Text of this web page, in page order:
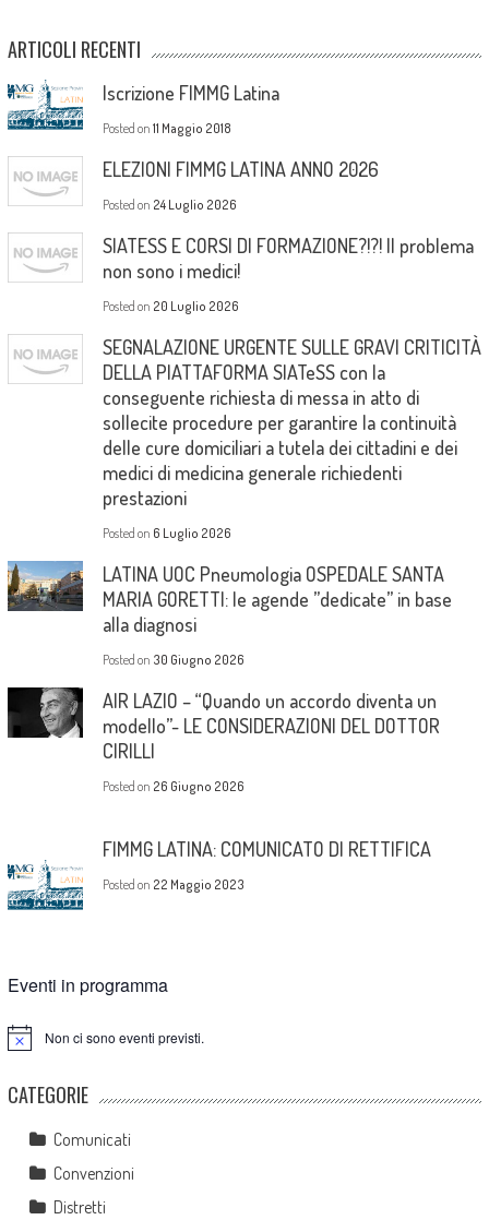
ARTICOLI RECENTI
Iscrizione FIMMG Latina
Posted on 11 Maggio 2018
ELEZIONI FIMMG LATINA ANNO 2026
Posted on 24 Luglio 2026
SIATESS E CORSI DI FORMAZIONE?!?! Il problema
non sono i medici!
Posted on 20 Luglio 2026
SEGNALAZIONE URGENTE SULLE GRAVI CRITICITÀ
DELLA PIATTAFORMA SIATeSS con la
conseguente richiesta di messa in atto di
sollecite procedure per garantire la continuità
delle cure domiciliari a tutela dei cittadini e dei
medici di medicina generale richiedenti
prestazioni
Posted on 6 Luglio 2026
LATINA UOC Pneumologia OSPEDALE SANTA
MARIA GORETTI: le agende ”dedicate” in base
alla diagnosi
Posted on 30 Giugno 2026
AIR LAZIO – “Quando un accordo diventa un
modello”- LE CONSIDERAZIONI DEL DOTTOR
CIRILLI
Posted on 26 Giugno 2026
FIMMG LATINA: COMUNICATO DI RETTIFICA
Posted on 22 Maggio 2023
Eventi in programma
Notice Non ci sono eventi previsti.
CATEGORIE
Comunicati
Convenzioni
Distretti